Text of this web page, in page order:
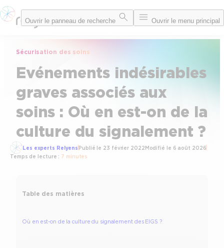
Aller
au
Ouvrir le panneau de recherche Ouvrir le menu principal
Sécurisation des soins
Evénements indésirables
graves associés aux
soins : Où en est-on de la
culture du signalement ?
Les experts Relyens Publié le 23 février 2022Modifié le 6 août 2026
Temps de lecture : 7 minutes
Table des matières
Où en est-on de la culture du signalement des EIGS ?